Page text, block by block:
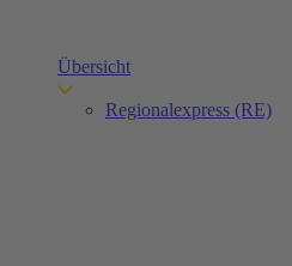
Übersicht
Regionalexpress (RE)